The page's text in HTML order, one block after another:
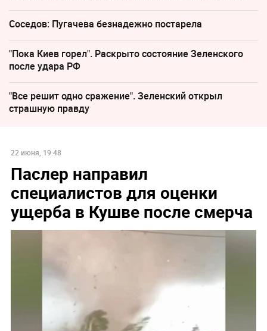
Соседов: Пугачева безнадежно постарела
"Пока Киев горел". Раскрыто состояние Зеленского
после удара РФ
"Все решит одно сражение". Зеленский открыл
страшную правду
22 июня, 19:48
Паслер направил
специалистов для оценки
ущерба в Кушве после смерча